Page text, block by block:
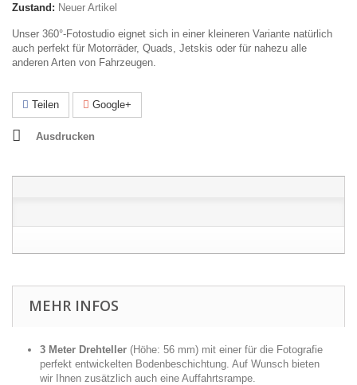
Zustand: Neuer Artikel
Unser 360°-Fotostudio eignet sich in einer kleineren Variante natürlich
auch perfekt für Motorräder, Quads, Jetskis oder für nahezu alle
anderen Arten von Fahrzeugen.
Teilen Google+
Ausdrucken
MEHR INFOS
3 Meter Drehteller (Höhe: 56 mm) mit einer für die Fotografie
perfekt entwickelten Bodenbeschichtung. Auf Wunsch bieten
wir Ihnen zusätzlich auch eine Auffahrtsrampe.